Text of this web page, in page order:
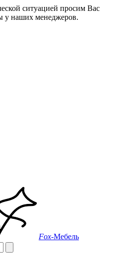
ситуацией просим Вас
у наших менеджеров.
Fox-Мебель